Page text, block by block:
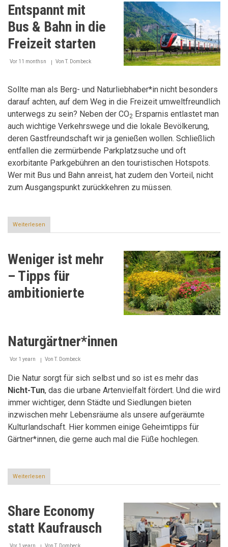
Check
Entspannt mit
Bus & Bahn in die
Freizeit starten
Vor 11 monthsn VonT. Dombeck
Sollte man als Berg- und Naturliebhaber*in nicht besonders
darauf achten, auf dem Weg in die Freizeit umweltfreundlich
unterwegs zu sein? Neben der CO2 Ersparnis entlastet man
auch wichtige Verkehrswege und die lokale Bevölkerung,
deren Gastfreundschaft wir ja genießen wollen. Schließlich
entfallen die zermürbende Parkplatzsuche und oft
exorbitante Parkgebühren an den touristischen Hotspots.
Wer mit Bus und Bahn anreist, hat zudem den Vorteil, nicht
zum Ausgangspunkt zurückkehren zu müssen.
Weiterlesen
Entspannt
&
in
Freizeit
Weniger ist mehr
– Tipps für
ambitionierte
Naturgärtner*innen
Vor 1 yearn VonT. Dombeck
Die Natur sorgt für sich selbst und so ist es mehr das
Nicht-Tun, das die urbane Artenvielfalt fördert. Und die wird
immer wichtiger, denn Städte und Siedlungen bieten
inzwischen mehr Lebensräume als unsere aufgeräumte
Kulturlandschaft. Hier kommen einige Geheimtipps für
Gärtner*innen, die gerne auch mal die Füße hochlegen.
Weiterlesen
Weniger
–
für
Share Economy
statt Kaufrausch